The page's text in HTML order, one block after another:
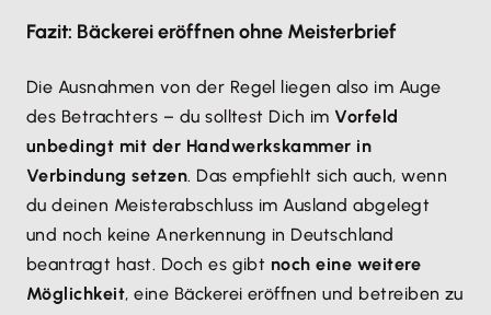
Fazit: Bäckerei eröffnen ohne Meisterbrief
Die Ausnahmen von der Regel liegen also im Auge
des Betrachters – du solltest Dich im Vorfeld
unbedingt mit der Handwerkskammer in
Verbindung setzen. Das empfiehlt sich auch, wenn
du deinen Meisterabschluss im Ausland abgelegt
und noch keine Anerkennung in Deutschland
beantragt hast. Doch es gibt noch eine weitere
Möglichkeit, eine Bäckerei eröffnen und betreiben zu